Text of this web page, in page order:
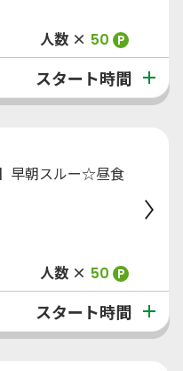
人数 × 50 P
スタート時間
早朝スルー☆昼食
人数 × 50 P
スタート時間